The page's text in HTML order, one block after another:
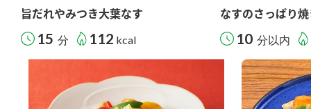
旨だれやみつき大葉なす
15 分 112 kcal
なすのさっぱり
10 分以内